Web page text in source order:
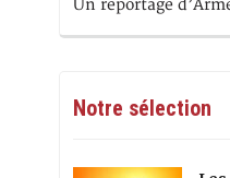
Un reportage
Notre sélection